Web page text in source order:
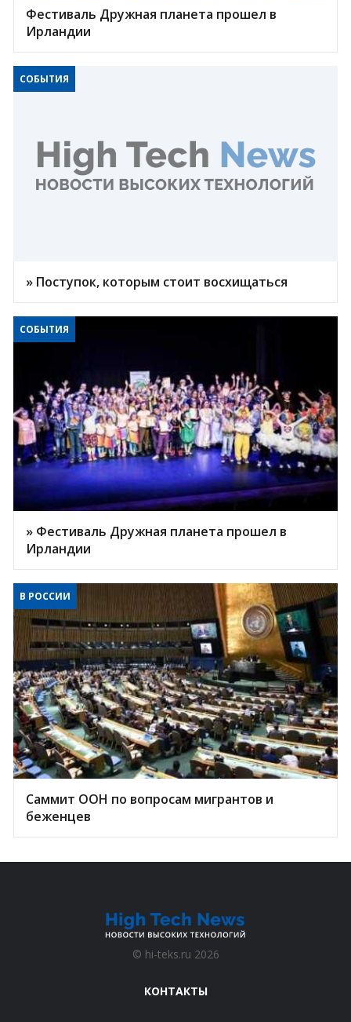
Фестиваль Дружная планета прошел в
Ирландии
СОБЫТИЯ
» Поступок, которым стоит восхищаться
СОБЫТИЯ
» Фестиваль Дружная планета прошел в
Ирландии
В РОССИИ
Саммит ООН по вопросам мигрантов и
беженцев
© hi-teks.ru 2026
КОНТАКТЫ